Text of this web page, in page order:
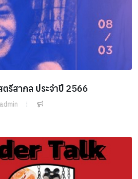
ตรีสากล ประจำปี 2566
admin